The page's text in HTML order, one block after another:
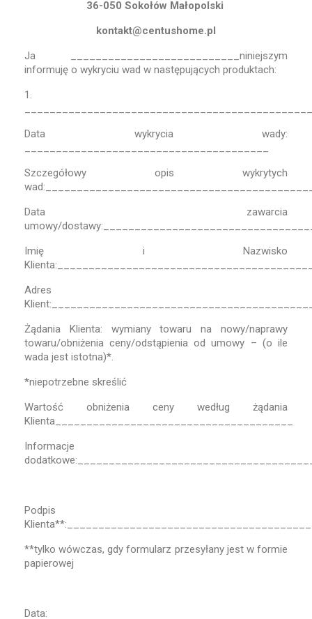
36-050 Sokołów Małopolski
kontakt@centushome.pl
Ja ___________________________niniejszym
informuję o wykryciu wad w następujących produktach:
1.
Data wykrycia wady:
Szczegółowy opis wykrytych
Data zawarcia
umowy/
Imię i Nazwisko
Adres
Żądania Klienta: wymiany towaru na nowy/naprawy
towaru/obniżenia ceny/odstąpienia od umowy – (o ile
wada jest istotna)*.
*niepotrzebne skreślić
Wartość obniżenia ceny według żądania
Klienta______________________________________
Informacje
Podpis
**tylko wówczas, gdy formularz przesyłany jest w formie
papierowej
Data: